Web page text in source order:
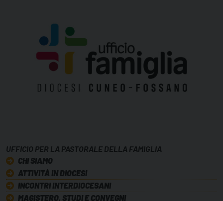
UFFICIO PER LA PASTORALE DELLA FAMIGLIA
CHI SIAMO
ATTIVITÀ IN DIOCESI
INCONTRI INTERDIOCESANI
MAGISTERO, STUDI E CONVEGNI